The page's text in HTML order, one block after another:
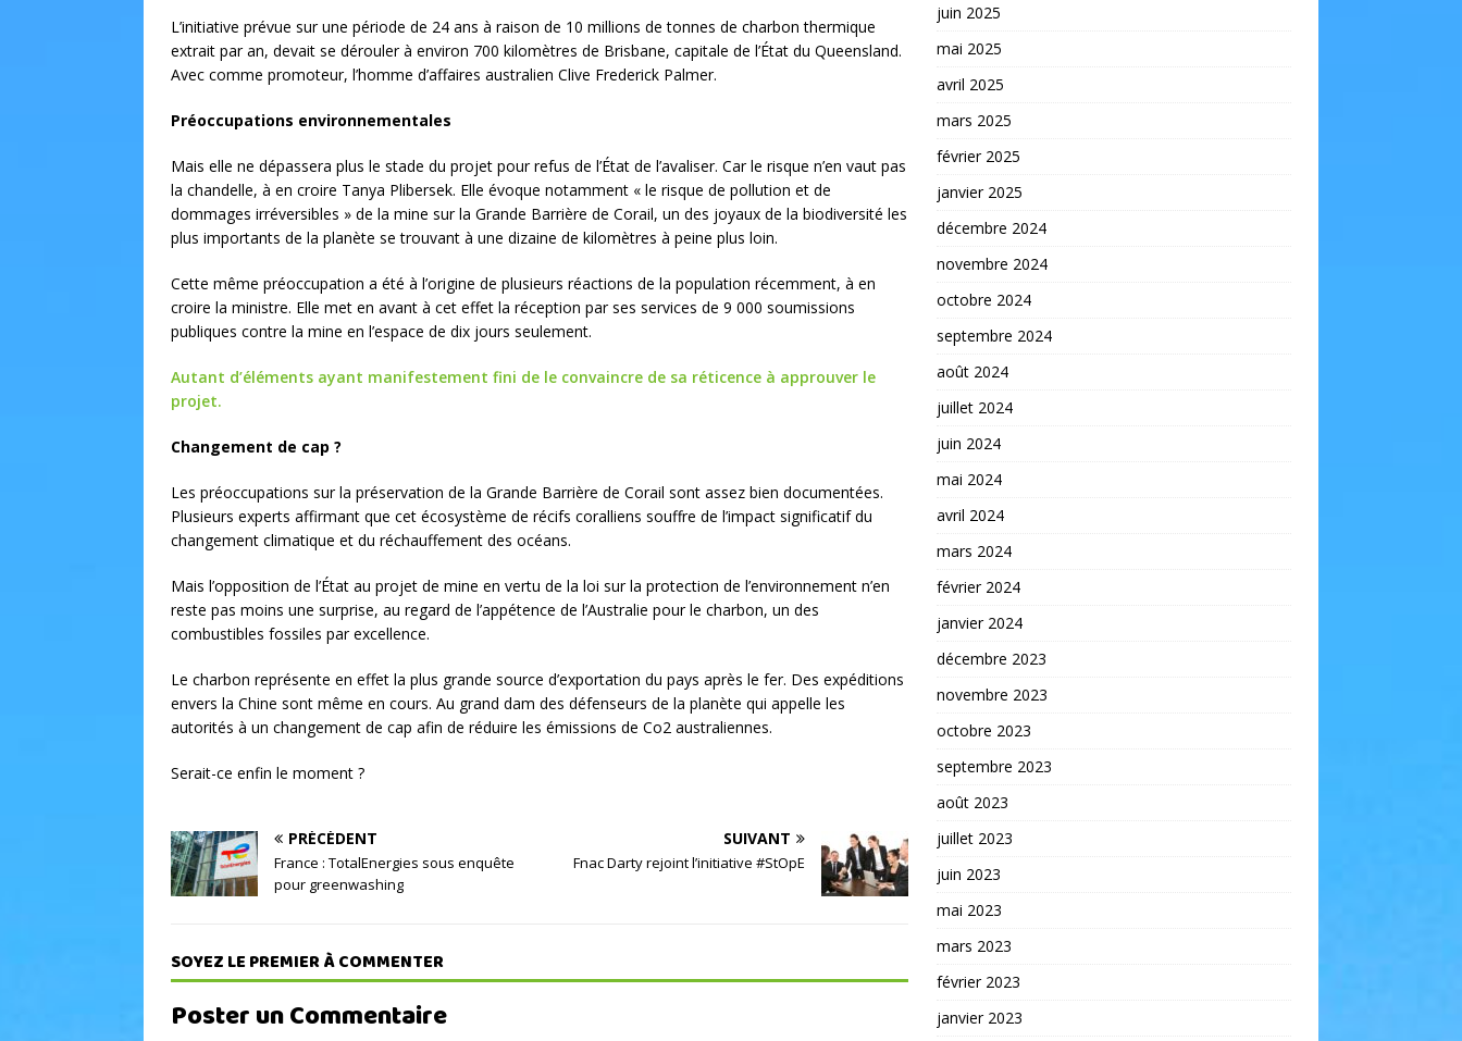
L’initiative prévue sur une période de 24 ans à raison de 10 millions de tonnes de charbon thermique
extrait par an, devait se dérouler à environ 700 kilomètres de Brisbane, capitale de l’État du Queensland.
Avec comme promoteur, l’homme d’affaires australien Clive Frederick Palmer.
Préoccupations environnementales
Mais elle ne dépassera plus le stade du projet pour refus de l’État de l’avaliser. Car le risque n’en vaut pas
la chandelle, à en croire Tanya Plibersek. Elle évoque notamment « le risque de pollution et de
dommages irréversibles » de la mine sur la Grande Barrière de Corail, un des joyaux de la biodiversité les
plus importants de la planète se trouvant à une dizaine de kilomètres à peine plus loin.
Cette même préoccupation a été à l’origine de plusieurs réactions de la population récemment, à en
croire la ministre. Elle met en avant à cet effet la réception par ses services de 9 000 soumissions
publiques contre la mine en l’espace de dix jours seulement.
Autant d’éléments ayant manifestement fini de le convaincre de sa réticence à approuver le
projet.
Changement de cap ?
Les préoccupations sur la préservation de la Grande Barrière de Corail sont assez bien documentées.
Plusieurs experts affirmant que cet écosystème de récifs coralliens souffre de l’impact significatif du
changement climatique et du réchauffement des océans.
Mais l’opposition de l’État au projet de mine en vertu de la loi sur la protection de l’environnement n’en
reste pas moins une surprise, au regard de l’appétence de l’Australie pour le charbon, un des
combustibles fossiles par excellence.
Le charbon représente en effet la plus grande source d’exportation du pays après le fer. Des expéditions
envers la Chine sont même en cours. Au grand dam des défenseurs de la planète qui appelle les
autorités à un changement de cap afin de réduire les émissions de Co2 australiennes.
Serait-ce enfin le moment ?
PRÉCÉDENT
France : TotalEnergies sous enquête
pour greenwashing
SUIVANT
Fnac Darty rejoint l’initiative #StOpE
SOYEZ LE PREMIER À COMMENTER
Poster un Commentaire
juin 2025
mai 2025
avril 2025
mars 2025
février 2025
janvier 2025
décembre 2024
novembre 2024
octobre 2024
septembre 2024
août 2024
juillet 2024
juin 2024
mai 2024
avril 2024
mars 2024
février 2024
janvier 2024
décembre 2023
novembre 2023
octobre 2023
septembre 2023
août 2023
juillet 2023
juin 2023
mai 2023
mars 2023
février 2023
janvier 2023